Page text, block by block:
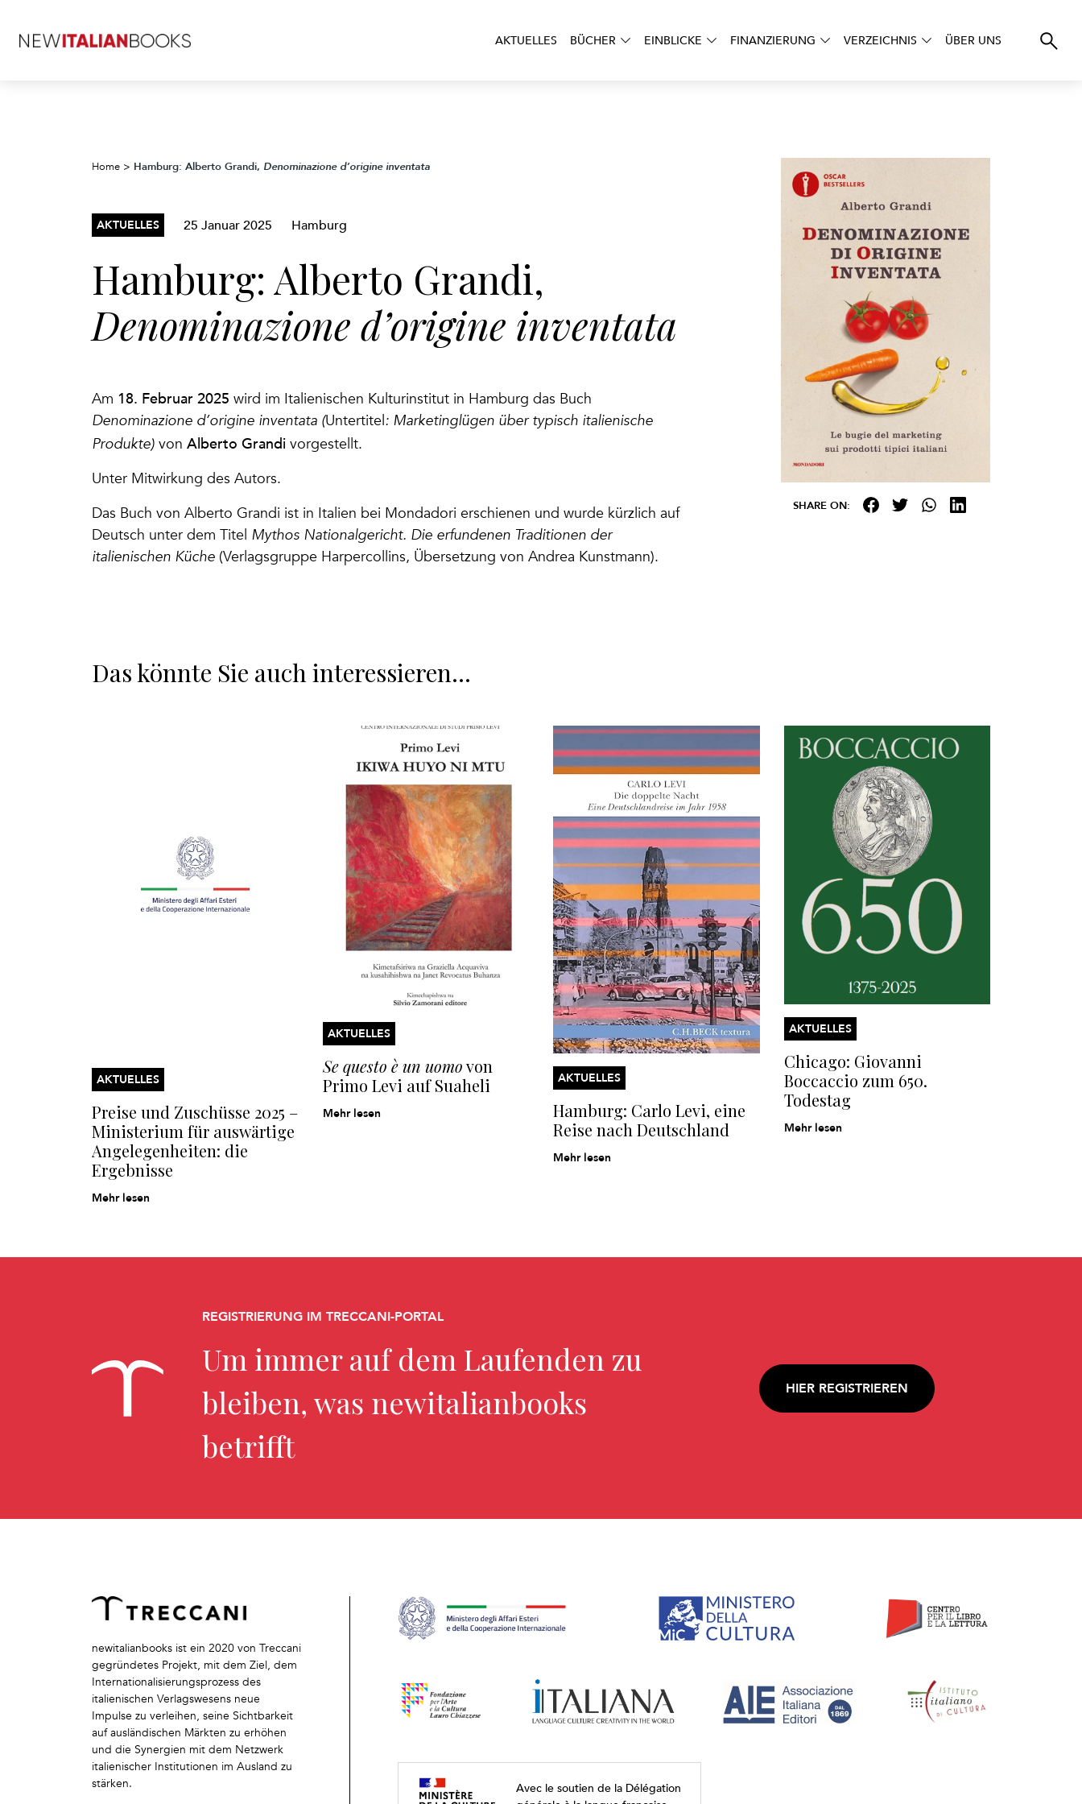
AKTUELLES BÜCHER EINBLICKE FINANZIERUNG VERZEICHNIS ÜBER UNS
Home > Hamburg: Alberto Grandi, Denominazione d’origine inventata
AKTUELLES 25 Januar 2025 Hamburg
Hamburg: Alberto Grandi,
Denominazione d’origine inventata
Am 18. Februar 2025 wird im Italienischen Kulturinstitut in Hamburg das Buch
Denominazione d’origine inventata (Untertitel : Marketinglügen über typisch italienische
Produkte) von Alberto Grandi vorgestellt.
Unter Mitwirkung des Autors.
Das Buch von Alberto Grandi ist in Italien bei Mondadori erschienen und wurde kürzlich auf
Deutsch unter dem Titel Mythos Nationalgericht. Die erfundenen Traditionen der
italienischen Küche (Verlagsgruppe Harpercollins, Übersetzung von Andrea Kunstmann).
SHARE ON:
Das könnte Sie auch interessieren…
AKTUELLES
Preise und Zuschüsse 2025 –
Ministerium für auswärtige
Angelegenheiten: die
Ergebnisse
Mehr lesen
AKTUELLES
Se questo è un uomovon
Primo Levi auf Suaheli
Mehr lesen
AKTUELLES
Hamburg: Carlo Levi, eine
Reise nach Deutschland
Mehr lesen
AKTUELLES
Chicago: Giovanni
Boccaccio zum 650.
Todestag
Mehr lesen
REGISTRIERUNG IM TRECCANI-PORTAL
Um immer auf dem Laufenden zu
bleiben, was newitalianbooks
betrifft
HIER REGISTRIEREN
newitalianbooks ist ein 2020 von Treccani
gegründetes Projekt, mit dem Ziel, dem
Internationalisierungsprozess des
italienischen Verlagswesens neue
Impulse zu verleihen, seine Sichtbarkeit
auf ausländischen Märkten zu erhöhen
und die Synergien mit dem Netzwerk
italienischer Institutionen im Ausland zu
stärken.
Avec le soutien de la Délégation